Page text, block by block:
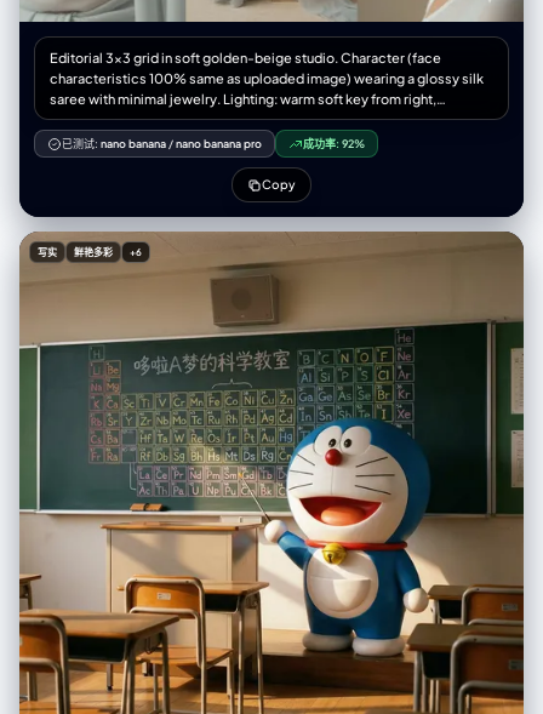
Editorial 3x3 grid in soft golden-beige studio. Character (face
characteristics 100% same as uploaded image) wearing a glossy silk
saree with minimal jewelry. Lighting: warm soft key from right,
reflector fill left. Shots match original structure: extreme lip/cheek
macro with blurred silk, tight eye reflection crop, B&W chin-on-fist
frame-fill, fabric-framed shoulder view, frontal close-up with hand-
light pattern, angled portrait with loose strands, jawline-focused hand
crop, half-body seated on cube, profile with rim slice. Same lens &
aperture set. RAW, elegant tonal grade, smooth cinematic grain.
已测试: nano banana /nano banana pro 成功率: 92%
Copy
写实 鲜艳多彩 +6